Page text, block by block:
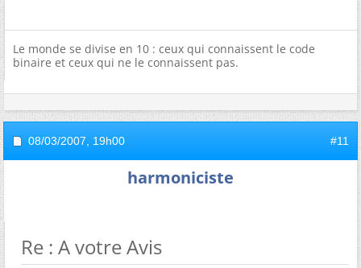
Le monde se divise en 10 : ceux qui connaissent le code
binaire et ceux qui ne le connaissent pas.
08/03/2007, 19h00 #11
harmoniciste
Re : A votre Avis